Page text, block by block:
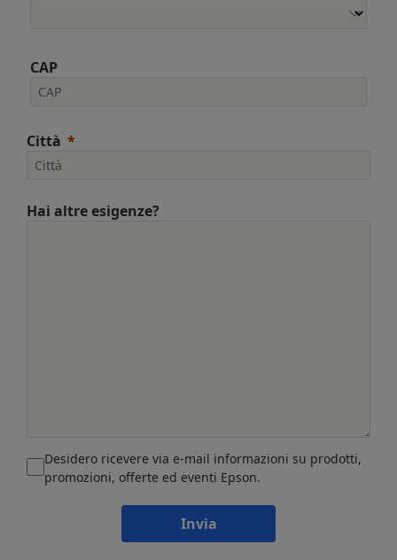
CAP
Città
Hai altre esigenze?
Desidero ricevere via e-mail informazioni su prodotti,
promozioni, offerte ed eventi Epson.
Invia